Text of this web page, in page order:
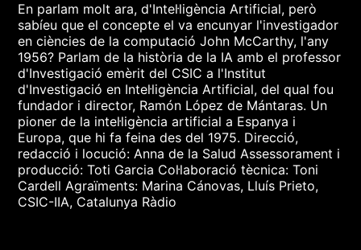
En parlam molt ara, d'Intel·ligència Artificial, però
sabíeu que el concepte el va encunyar l'investigador
en ciències de la computació John McCarthy, l'any
1956? Parlam de la història de la IA amb el professor
d'Investigació emèrit del CSIC a l'Institut
d'Investigació en Intel·ligència Artificial, del qual fou
fundador i director, Ramón López de Mántaras. Un
pioner de la intel·ligència artificial a Espanya i
Europa, que hi fa feina des del 1975. Direcció,
redacció i locució: Anna de la Salud Assessorament i
producció: Toti Garcia Col·laboració tècnica: Toni
Cardell Agraïments: Marina Cánovas, Lluís Prieto,
CSIC-IIA, Catalunya Ràdio